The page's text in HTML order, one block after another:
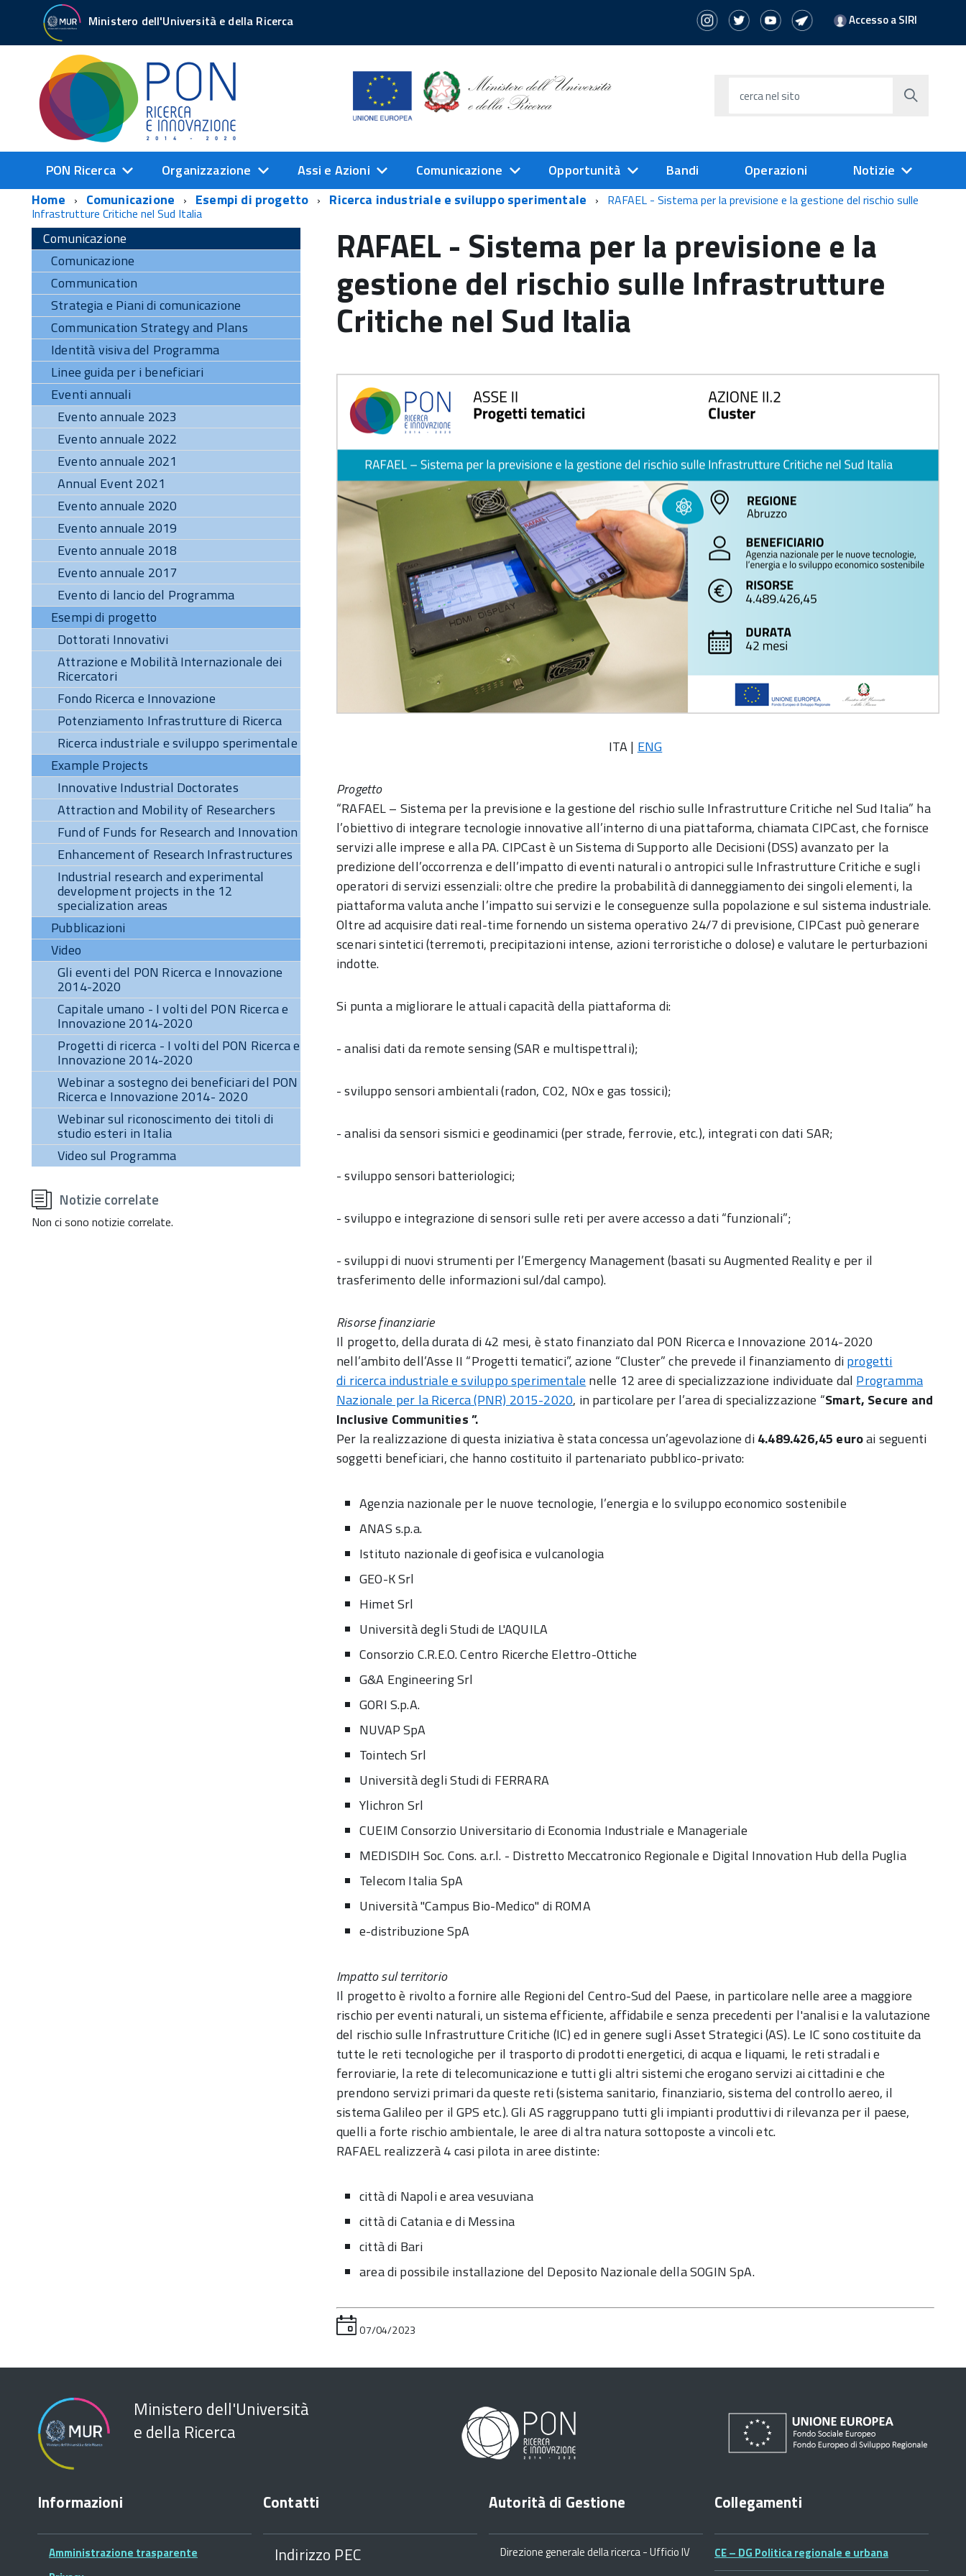
Ministero dell'Università e della Ricerca Accesso a SIRI
cerca nel sito
PON Ricerca Organizzazione Assi e Azioni Comunicazione Opportunità Bandi Operazioni
Notizie
Home
Comunicazione Esempi di progetto Ricerca industriale e sviluppo sperimentale RAFAEL - Sistema per la previsione e la gestione del rischio sulle
Infrastrutture Critiche nel Sud Italia
Comunicazione
Comunicazione
Communication
Strategia e Piani di comunicazione
Communication Strategy and Plans
Identità visiva del Programma
Linee guida per i beneficiari
Eventi annuali
Evento annuale 2023
Evento annuale 2022
Evento annuale 2021
Annual Event 2021
Evento annuale 2020
Evento annuale 2019
Evento annuale 2018
Evento annuale 2017
Evento di lancio del Programma
Esempi di progetto
Dottorati Innovativi
Attrazione e Mobilità Internazionale dei
Ricercatori
Fondo Ricerca e Innovazione
Potenziamento Infrastrutture di Ricerca
Ricerca industriale e sviluppo sperimentale
Example Projects
Innovative Industrial Doctorates
Attraction and Mobility of Researchers
Fund of Funds for Research and Innovation
Enhancement of Research Infrastructures
Industrial research and experimental
development projects in the 12
specialization areas
Pubblicazioni
Video
Gli eventi del PON Ricerca e Innovazione
2014-2020
Capitale umano - I volti del PON Ricerca e
Innovazione 2014-2020
Progetti di ricerca - I volti del PON Ricerca e
Innovazione 2014-2020
Webinar a sostegno dei beneficiari del PON
Ricerca e Innovazione 2014- 2020
Webinar sul riconoscimento dei titoli di
studio esteri in Italia
Video sul Programma
all'inizio
del
contenuto
Notizie correlate
Non ci sono notizie correlate.
RAFAEL - Sistema per la previsione e la
gestione del rischio sulle Infrastrutture
Critiche nel Sud Italia
ITA | ENG
Progetto
“RAFAEL – Sistema per la previsione e la gestione del rischio sulle Infrastrutture Critiche nel Sud Italia” ha
l’obiettivo di integrare tecnologie innovative all’interno di una piattaforma, chiamata CIPCast, che fornisce
servizi alle imprese e alla PA. CIPCast è un Sistema di Supporto alle Decisioni (DSS) avanzato per la
predizione dell’occorrenza e dell’impatto di eventi naturali o antropici sulle Infrastrutture Critiche e sugli
operatori di servizi essenziali: oltre che predire la probabilità di danneggiamento dei singoli elementi, la
piattaforma valuta anche l’impatto sui servizi e le conseguenze sulla popolazione e sul sistema industriale.
Oltre ad acquisire dati real-time fornendo un sistema operativo 24/7 di previsione, CIPCast può generare
scenari sintetici (terremoti, precipitazioni intense, azioni terroristiche o dolose) e valutare le perturbazioni
indotte.
Si punta a migliorare le attuali capacità della piattaforma di:
- analisi dati da remote sensing (SAR e multispettrali);
- sviluppo sensori ambientali (radon, CO2, NOx e gas tossici);
- analisi da sensori sismici e geodinamici (per strade, ferrovie, etc.), integrati con dati SAR;
- sviluppo sensori batteriologici;
- sviluppo e integrazione di sensori sulle reti per avere accesso a dati “funzionali”;
- sviluppi di nuovi strumenti per l’Emergency Management (basati su Augmented Reality e per il
trasferimento delle informazioni sul/dal campo).
Risorse finanziarie
Il progetto, della durata di 42 mesi, è stato finanziato dal PON Ricerca e Innovazione 2014-2020
nell’ambito dell’Asse II “Progetti tematici”, azione “Cluster” che prevede il finanziamento diprogetti
di ricerca industriale e sviluppo sperimentale nelle 12 aree di specializzazione individuate dal Programma
Nazionale per la Ricerca (PNR) 2015-2020, in particolare per l’area di specializzazione “Smart, Secure and
Inclusive Communities ”.
Per la realizzazione di questa iniziativa è stata concessa un’agevolazione di4.489.426,45 euroai seguenti
soggetti beneficiari, che hanno costituito il partenariato pubblico-privato:
Agenzia nazionale per le nuove tecnologie, l’energia e lo sviluppo economico sostenibile
ANAS s.p.a.
Istituto nazionale di geofisica e vulcanologia
GEO-K Srl
Himet Srl
Università degli Studi de L'AQUILA
Consorzio C.R.E.O. Centro Ricerche Elettro-Ottiche
G&A Engineering Srl
GORI S.p.A.
NUVAP SpA
Tointech Srl
Università degli Studi di FERRARA
Ylichron Srl
CUEIM Consorzio Universitario di Economia Industriale e Manageriale
MEDISDIH Soc. Cons. a.r.l. - Distretto Meccatronico Regionale e Digital Innovation Hub della Puglia
Telecom Italia SpA
Università "Campus Bio-Medico" di ROMA
e-distribuzione SpA
Impatto sul territorio
Il progetto è rivolto a fornire alle Regioni del Centro-Sud del Paese, in particolare nelle aree a maggiore
rischio per eventi naturali, un sistema efficiente, affidabile e senza precedenti per l'analisi e la valutazione
del rischio sulle Infrastrutture Critiche (IC) ed in genere sugli Asset Strategici (AS). Le IC sono costituite da
tutte le reti tecnologiche per il trasporto di prodotti energetici, di acqua e liquami, le reti stradali e
ferroviarie, la rete di telecomunicazione e tutti gli altri sistemi che erogano servizi ai cittadini e che
prendono servizi primari da queste reti (sistema sanitario, finanziario, sistema del controllo aereo, il
sistema Galileo per il GPS etc.). Gli AS raggruppano tutti gli impianti produttivi di rilevanza per il paese,
quelli a forte rischio ambientale, le aree di altra natura sottoposte a vincoli etc.
RAFAEL realizzerà 4 casi pilota in aree distinte:
città di Napoli e area vesuviana
città di Catania e di Messina
città di Bari
area di possibile installazione del Deposito Nazionale della SOGIN SpA.
07/04/2023
Ministero dell'Università
e della Ricerca
Informazioni
Amministrazione trasparente
Contatti
Indirizzo PEC
Autorità di Gestione
Direzione generale della ricerca - Ufficio IV
Collegamenti
CE – DG Politica regionale e urbana